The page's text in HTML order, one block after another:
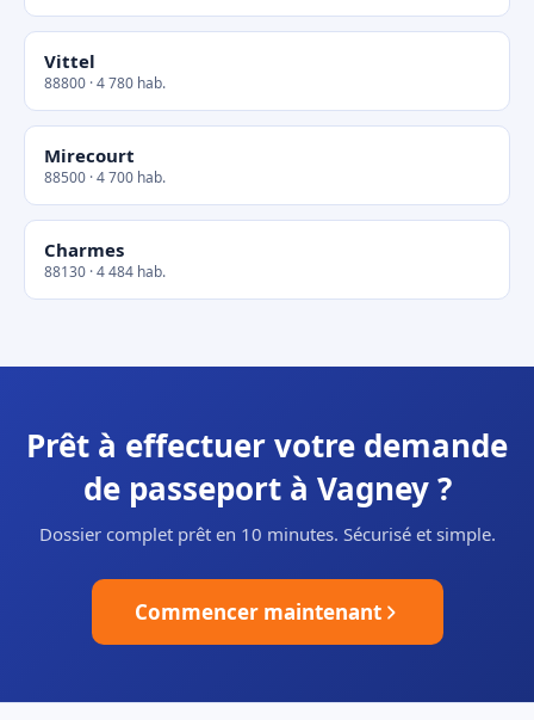
Vittel
88800 · 4 780 hab.
Mirecourt
88500 · 4 700 hab.
Charmes
88130 · 4 484 hab.
Prêt à effectuer votre demande
de passeport à Vagney ?
Dossier complet prêt en 10 minutes. Sécurisé et simple.
Commencer maintenant